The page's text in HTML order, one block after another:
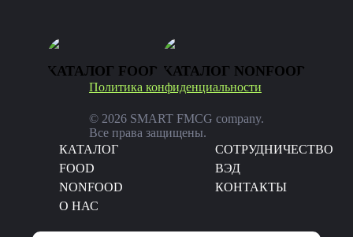
КАТАЛОГ FOOD КАТАЛОГ NONFOOD
Политика конфиденциальности
© 2026 SMART FMCG company.
Все права защищены.
КАТАЛОГ
CОТРУДНИЧЕСТВО
FOOD
ВЭД
NONFOOD
КОНТАКТЫ
О НАС